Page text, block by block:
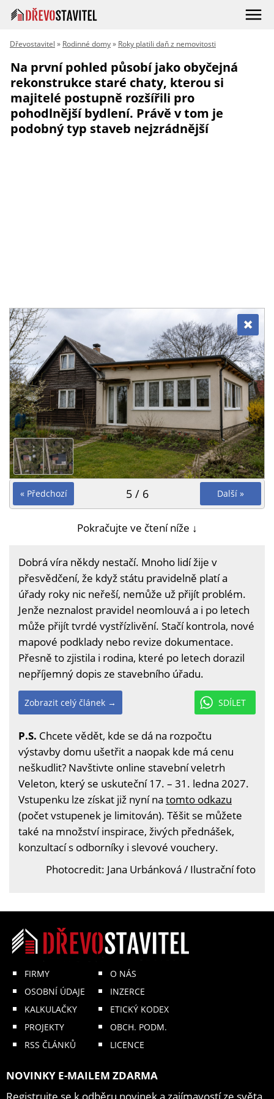
Dřevostavitel » Rodinné domy» Roky platili daň z nemovitosti
Na první pohled působí jako obyčejná
rekonstrukce staré chaty, kterou si
majitelé postupně rozšířili pro
pohodlnější bydlení. Právě v tom je
podobný typ staveb nejzrádnější
« Předchozí Další »
5 / 6
Pokračujte ve čtení níže ↓
Dobrá víra někdy nestačí. Mnoho lidí žije v
přesvědčení, že když státu pravidelně platí a
úřady roky nic neřeší, nemůže už přijít problém.
Jenže neznalost pravidel neomlouvá a i po letech
může přijít tvrdé vystřízlivění. Stačí kontrola, nové
mapové podklady nebo revize dokumentace.
Přesně to zjistila i rodina, které po letech dorazil
nepříjemný dopis ze stavebního úřadu.
SDÍLET
Zobrazit celý článek →
P.S. Chcete vědět, kde se dá na rozpočtu
výstavby domu ušetřit a naopak kde má cenu
neškudlit? Navštivte online stavební veletrh
Veleton, který se uskuteční 17. – 31. ledna 2027.
Vstupenku lze získat již nyní na tomto odkazu
(počet vstupenek je limitován). Těšit se můžete
také na množství inspirace, živých přednášek,
konzultací s odborníky i slevové vouchery.
Photocredit: Jana Urbánková / Ilustrační foto
FIRMY
OSOBNÍ ÚDAJE
KALKULAČKY
PROJEKTY
RSS ČLÁNKŮ
O NÁS
INZERCE
ETICKÝ KODEX
OBCH. PODM.
LICENCE
NOVINKY E-MAILEM ZDARMA